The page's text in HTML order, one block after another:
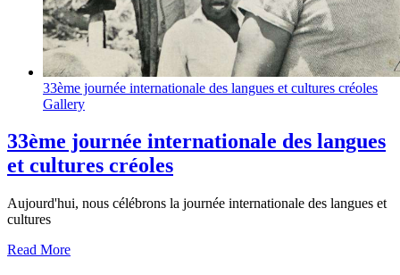
33ème journée internationale des langues et cultures créoles
Gallery
33ème journée internationale des langues
et cultures créoles
Aujourd'hui, nous célébrons la journée internationale des langues et
cultures
Read More